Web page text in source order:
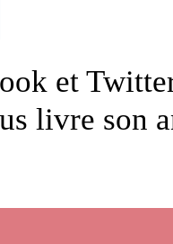
et
livre son